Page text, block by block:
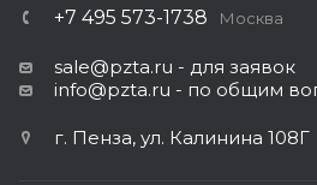
+7 495 573-1738 Москва
sale@pzta.ru - для заявок
info@pzta.ru - по общим
г. Пенза, ул. Калинина 108Г